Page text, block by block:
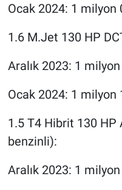
Ocak 2024: 1 milyon
1.6 M.Jet 130 HP
Aralık 2023: 1
Ocak 2024: 1 milyon
1.5 T4 Hibrit 130
benzinli):
Aralık 2023: 1